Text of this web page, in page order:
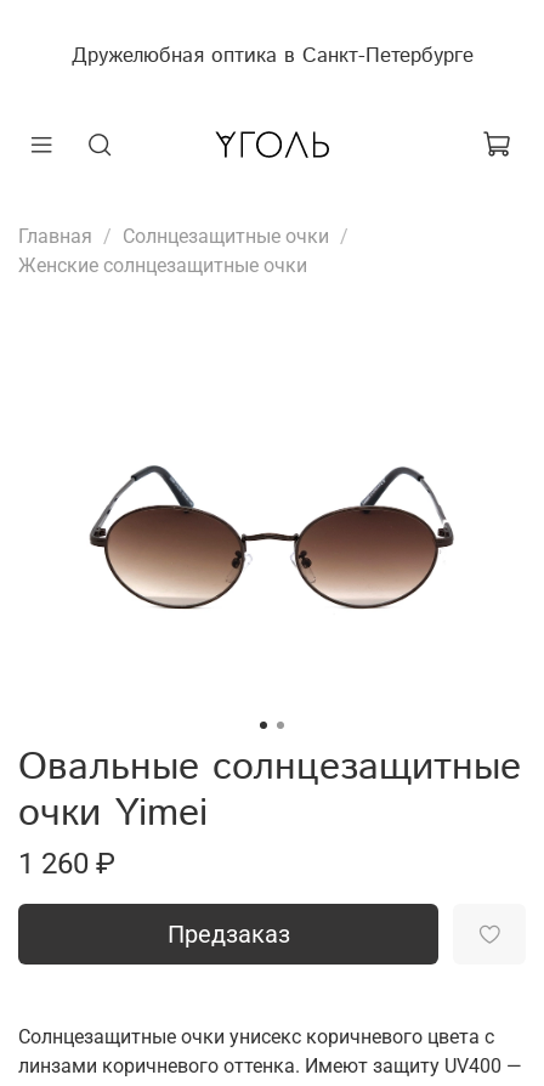
Дружелюбная оптика в Санкт-Петербурге
Главная
Солнцезащитные очки
Женские солнцезащитные очки
Овальные солнцезащитные
очки Yimei
1 260 ₽
Предзаказ
Солнцезащитные очки унисекс коричневого цвета с
линзами коричневого оттенка. Имеют защиту UV400 —